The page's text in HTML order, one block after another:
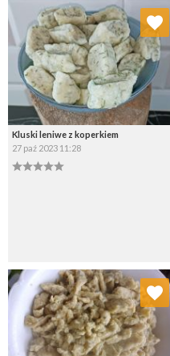
Kluski leniwe z koperkiem
27 paź 2023 11:28
Dodaj do ulubionych
Wybierz listę:
Dodaj do ulubionych
Wybierz listę: